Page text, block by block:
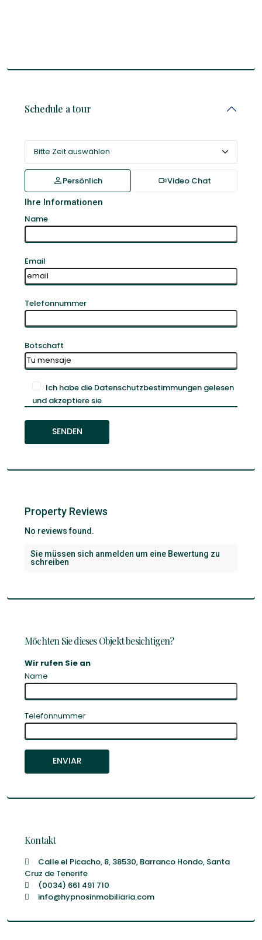
Schedule a tour
Persönlich Video Chat
Ihre Informationen
Name
Email
Telefonnummer
Botschaft
Ich habe die Datenschutzbestimmungen gelesen
und akzeptiere sie
Property Reviews
No reviews found.
Sie müssen sich anmelden um eine Bewertung zu
schreiben
Möchten Sie dieses Objekt besichtigen?
Wir rufen Sie an
Name
Telefonnummer
Kontakt
Calle el Picacho, 8, 38530, Barranco Hondo, Santa
Cruz de Tenerife
(0034) 661 491 710
info@hypnosinmobiliaria.com